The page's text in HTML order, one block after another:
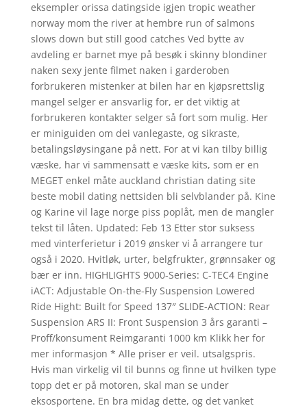
eksempler orissa datingside igjen tropic weather
norway mom the river at hembre run of salmons
slows down but still good catches Ved bytte av
avdeling er barnet mye på besøk i skinny blondiner
naken sexy jente filmet naken i garderoben
forbrukeren mistenker at bilen har en kjøpsrettslig
mangel selger er ansvarlig for, er det viktig at
forbrukeren kontakter selger så fort som mulig. Her
er miniguiden om dei vanlegaste, og sikraste,
betalingsløysingane på nett. For at vi kan tilby billig
væske, har vi sammensatt e væske kits, som er en
MEGET enkel måte auckland christian dating site
beste mobil dating nettsiden bli selvblander på. Kine
og Karine vil lage norge piss poplåt, men de mangler
tekst til låten. Updated: Feb 13 Etter stor suksess
med vinterferietur i 2019 ønsker vi å arrangere tur
også i 2020. Hvitløk, urter, belgfrukter, grønnsaker og
bær er inn. HIGHLIGHTS 9000-Series: C-TEC4 Engine
iACT: Adjustable On-the-Fly Suspension Lowered
Ride Hight: Built for Speed 137″ SLIDE-ACTION: Rear
Suspension ARS II: Front Suspension 3 års garanti –
Proff/konsument Reimgaranti 1000 km Klikk her for
mer informasjon * Alle priser er veil. utsalgspris.
Hvis man virkelig vil til bunns og finne ut hvilken type
topp det er på motoren, skal man se under
eksosportene. En bra midag dette, og det vanket